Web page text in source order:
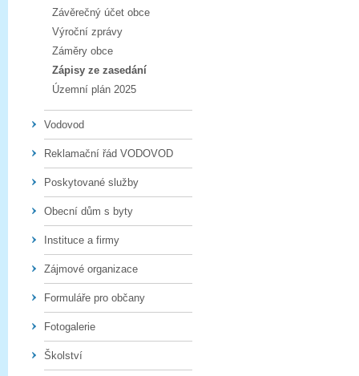
Závěrečný účet obce
Výroční zprávy
Záměry obce
Zápisy ze zasedání
Územní plán 2025
Vodovod
Reklamační řád VODOVOD
Poskytované služby
Obecní dům s byty
Instituce a firmy
Zájmové organizace
Formuláře pro občany
Fotogalerie
Školství